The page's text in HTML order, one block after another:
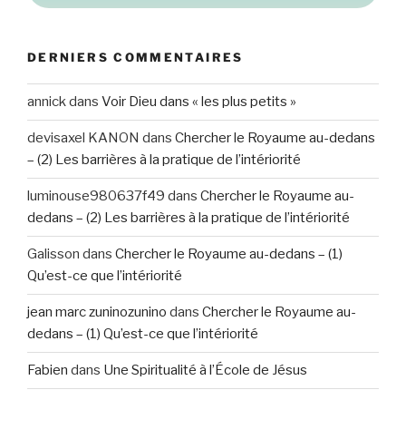
DERNIERS COMMENTAIRES
annickdans Voir Dieu dans « les plus petits »
devisaxel KANON dans Chercher le Royaume au-dedans
– (2) Les barrières à la pratique de l’intériorité
luminouse980637f49 dans Chercher le Royaume au-
dedans – (2) Les barrières à la pratique de l’intériorité
Galisson dans Chercher le Royaume au-dedans – (1)
Qu’est-ce que l’intériorité
jean marc zuninozunino dans Chercher le Royaume au-
dedans – (1) Qu’est-ce que l’intériorité
Fabien dans Une Spiritualité à l’École de Jésus